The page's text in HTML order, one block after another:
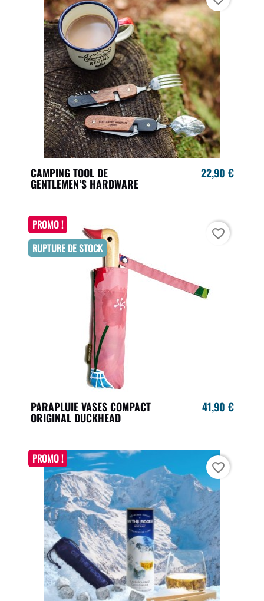
CAMPING TOOL DE
GENTLEMEN’S HARDWARE
22,90 €
PARAPLUIE VASES COMPACT
ORIGINAL DUCKHEAD
41,90 €
PROMO !
RUPTURE DE STOCK
favorite_border
PROMO !
favorite_border